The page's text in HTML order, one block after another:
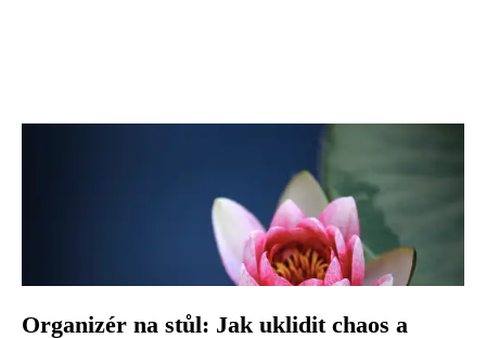
Organizér na stůl: Jak uklidit chaos a